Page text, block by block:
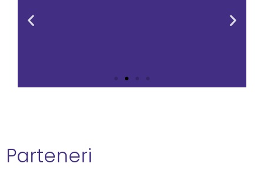
2. Realizarea unei evaluări
Parteneri